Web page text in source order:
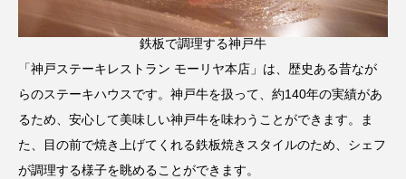
鉄板で調理する神戸牛
「神戸ステーキレストラン モーリヤ本店」は、歴史ある昔なが
らのステーキハウスです。神戸牛を扱って、約140年の実績があ
るため、安心して美味しい神戸牛を味わうことができます。ま
た、目の前で焼き上げてくれる鉄板焼きスタイルのため、シェフ
が調理する様子を眺めることができます。